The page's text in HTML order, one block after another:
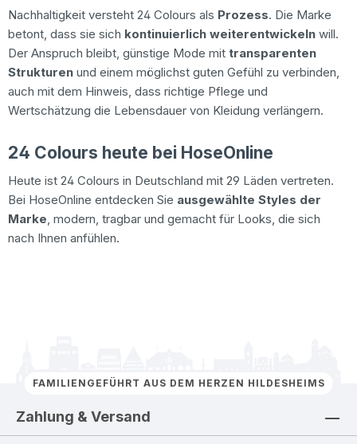
Nachhaltigkeit versteht 24 Colours als Prozess. Die Marke
betont, dass sie sich kontinuierlich weiterentwickeln will.
Der Anspruch bleibt, günstige Mode mit transparenten
Strukturen und einem möglichst guten Gefühl zu verbinden,
auch mit dem Hinweis, dass richtige Pflege und
Wertschätzung die Lebensdauer von Kleidung verlängern.
24 Colours heute bei HoseOnline
Heute ist 24 Colours in Deutschland mit 29 Läden vertreten.
Bei HoseOnline entdecken Sie ausgewählte Styles der
Marke , modern, tragbar und gemacht für Looks, die sich
nach Ihnen anfühlen.
FAMILIENGEFÜHRT AUS DEM HERZEN HILDESHEIMS
Zahlung & Versand